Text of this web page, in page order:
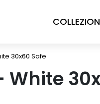
30x60 Safe